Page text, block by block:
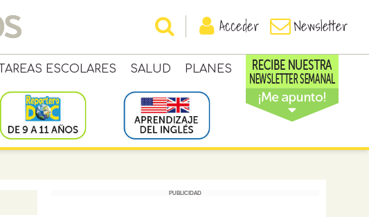
Acceder Newsletter
ESCOLARES SALUD PLANES
PUBLICIDAD